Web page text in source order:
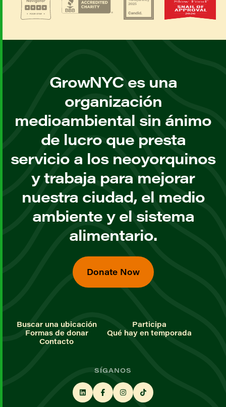
GrowNYC es una
organización
medioambiental sin ánimo
de lucro que presta
servicio a los neoyorquinos
y trabaja para mejorar
nuestra ciudad, el medio
ambiente y el sistema
alimentario.
Donate Now
Buscar una ubicación
Participa
Formas de donar
Qué hay en temporada
Contacto
SÍGANOS